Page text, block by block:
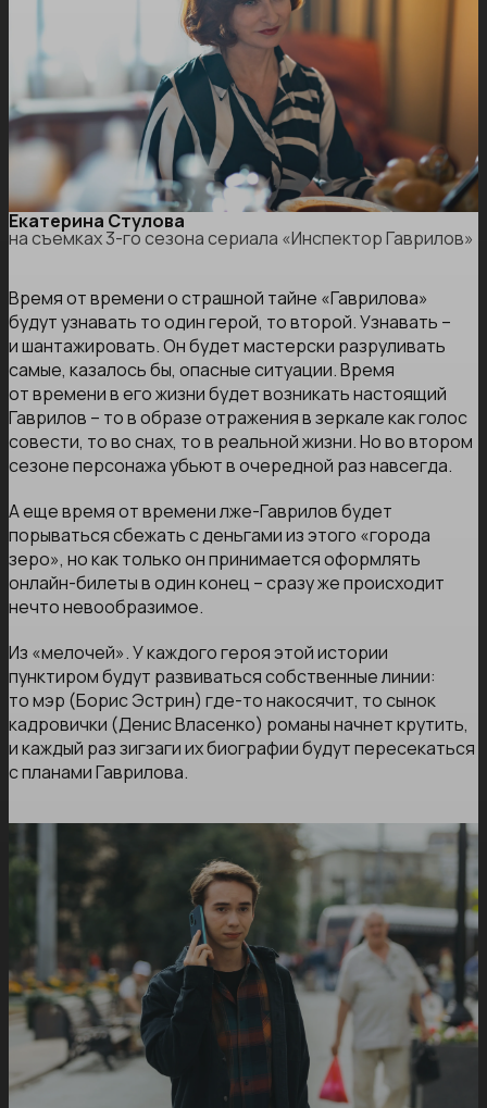
Екатерина Стулова
на съемках 3-го сезона сериала «Инспектор Гаврилов»
Время от времени о страшной тайне «Гаврилова»
будут узнавать то один герой, то второй. Узнавать –
и шантажировать. Он будет мастерски разруливать
самые, казалось бы, опасные ситуации. Время
от времени в его жизни будет возникать настоящий
Гаврилов – то в образе отражения в зеркале как голос
совести, то во снах, то в реальной жизни. Но во втором
сезоне персонажа убьют в очередной раз навсегда.
А еще время от времени лже-Гаврилов будет
порываться сбежать с деньгами из этого «города
зеро», но как только он принимается оформлять
онлайн-билеты в один конец – сразу же происходит
нечто невообразимое.
Из «мелочей». У каждого героя этой истории
пунктиром будут развиваться собственные линии:
то мэр (Борис Эстрин) где-то накосячит, то сынок
кадровички (Денис Власенко) романы начнет крутить,
и каждый раз зигзаги их биографии будут пересекаться
с планами Гаврилова.